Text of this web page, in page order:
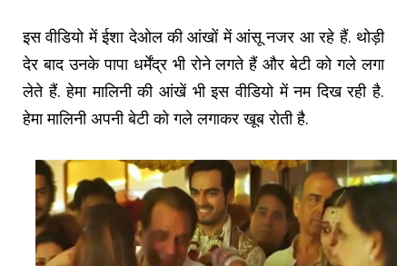
इस वीडियो में ईशा देओल की आंखों में आंसू नजर आ रहे हैं. थोड़ी
देर बाद उनके पापा धर्मेंद्र भी रोने लगते हैं और बेटी को गले लगा
लेते हैं. हेमा मालिनी की आंखें भी इस वीडियो में नम दिख रही है.
हेमा मालिनी अपनी बेटी को गले लगाकर खूब रोती है.